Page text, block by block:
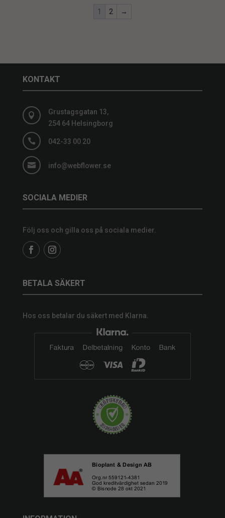
1 2 →
KONTAKT

Grustagsgatan 13,
254 64 Helsingborg
 042-33 00 20
 info@webflower.se
SOCIALA MEDIER
Följ oss och gilla oss på sociala medier.
BETALA SÄKERT
Hos oss betalar du säkert med Klarna.